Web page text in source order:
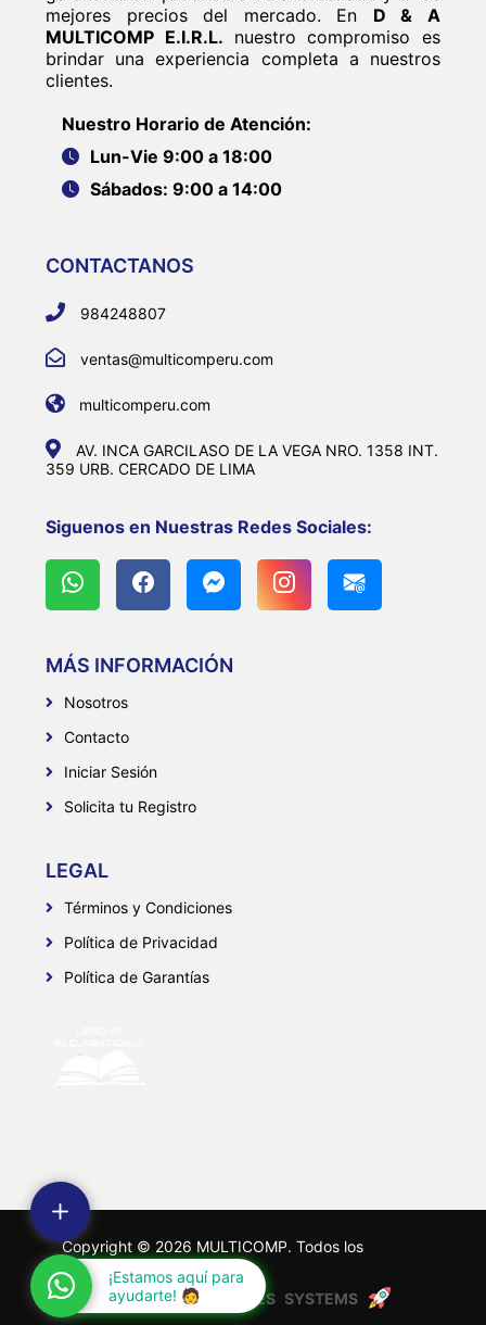
¡Estamos aquí para
ayudarte! 🧑
mejores precios del mercado. En D & A
MULTICOMP E.I.R.L. nuestro compromiso es
brindar una experiencia completa a nuestros
clientes.
Nuestro Horario de Atención:
Lun-Vie 9:00 a 18:00
Sábados: 9:00 a 14:00
CONTACTANOS
984248807
ventas@multicomperu.com
multicomperu.com
AV. INCA GARCILASO DE LA VEGA NRO. 1358 INT.
359 URB. CERCADO DE LIMA
Siguenos en Nuestras Redes Sociales:
MÁS INFORMACIÓN
Nosotros
Contacto
Iniciar Sesión
Solicita tu Registro
LEGAL
Términos y Condiciones
Política de Privacidad
Política de Garantías
Copyright © 2026 MULTICOMP. Todos los
derechos reservados.
Desarrollado por:
ES SYSTEMS